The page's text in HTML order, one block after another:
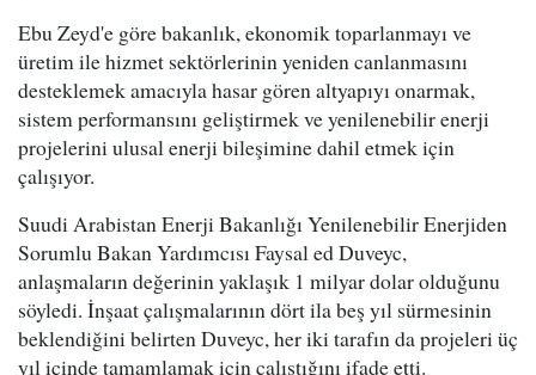
Ebu Zeyd'e göre bakanlık, ekonomik toparlanmayı ve
üretim ile hizmet sektörlerinin yeniden canlanmasını
desteklemek amacıyla hasar gören altyapıyı onarmak,
sistem performansını geliştirmek ve yenilenebilir enerji
projelerini ulusal enerji bileşimine dahil etmek için
çalışıyor.
Suudi Arabistan Enerji Bakanlığı Yenilenebilir Enerjiden
Sorumlu Bakan Yardımcısı Faysal ed Duveyc,
anlaşmaların değerinin yaklaşık 1 milyar dolar olduğunu
söyledi. İnşaat çalışmalarının dört ila beş yıl sürmesinin
beklendiğini belirten Duveyc, her iki tarafın da projeleri üç
yıl içinde tamamlamak için çalıştığını ifade etti.